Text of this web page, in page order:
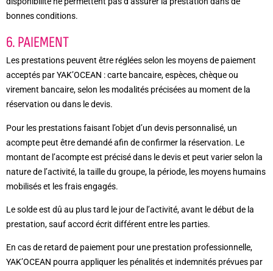
bonnes conditions.
6. PAIEMENT
Les prestations peuvent être réglées selon les moyens de paiement
acceptés par YAK’OCEAN : carte bancaire, espèces, chèque ou
virement bancaire, selon les modalités précisées au moment de la
réservation ou dans le devis.
Pour les prestations faisant l’objet d’un devis personnalisé, un
acompte peut être demandé afin de confirmer la réservation. Le
montant de l’acompte est précisé dans le devis et peut varier selon la
nature de l’activité, la taille du groupe, la période, les moyens humains
mobilisés et les frais engagés.
Le solde est dû au plus tard le jour de l’activité, avant le début de la
prestation, sauf accord écrit différent entre les parties.
En cas de retard de paiement pour une prestation professionnelle,
YAK’OCEAN pourra appliquer les pénalités et indemnités prévues par